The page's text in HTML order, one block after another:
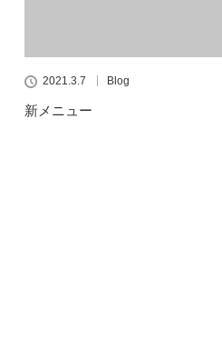
2021.3.7 Blog
新メニュー